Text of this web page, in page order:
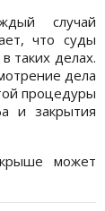
случай
что суды
таких делах.
дела
процедуры
и закрытия
может